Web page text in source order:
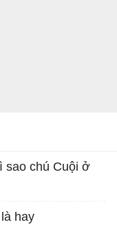
sao chú Cuội ở
hay